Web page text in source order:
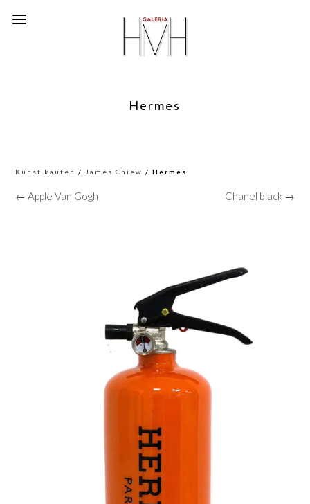
Hermes
Kunst kaufen / James Chiew / Hermes
← Apple Van Gogh Chanel black →